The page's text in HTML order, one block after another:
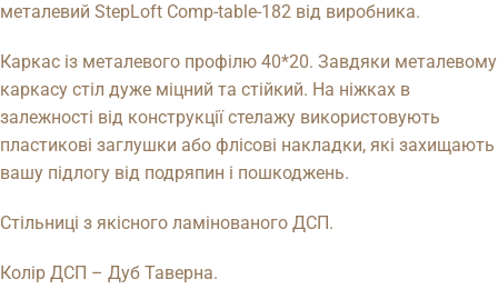
металевий StepLoft Comp-table-182 від виробника.
Каркас із металевого профілю 40*20. Завдяки металевому
каркасу стіл дуже міцний та стійкий. На ніжках в
залежності від конструкції стелажу використовують
пластикові заглушки або флісові накладки, які захищають
вашу підлогу від подряпин і пошкоджень.
Стільниці з якісного ламінованого ДСП.
Колір ДСП – Дуб Таверна.